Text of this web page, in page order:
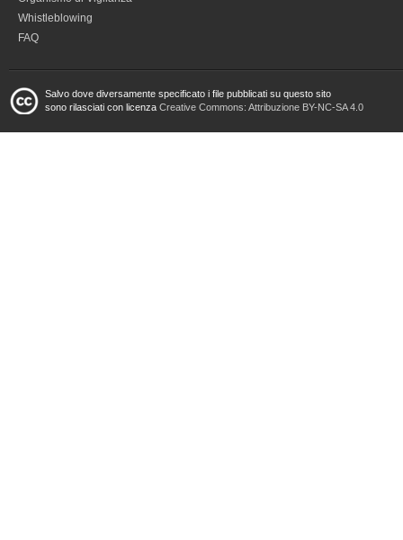
Whistleblowing
FAQ
Salvo dove diversamente specificato i file pubblicati su questo sito
sono rilasciati con licenza Creative Commons: Attribuzione BY-NC-SA 4.0